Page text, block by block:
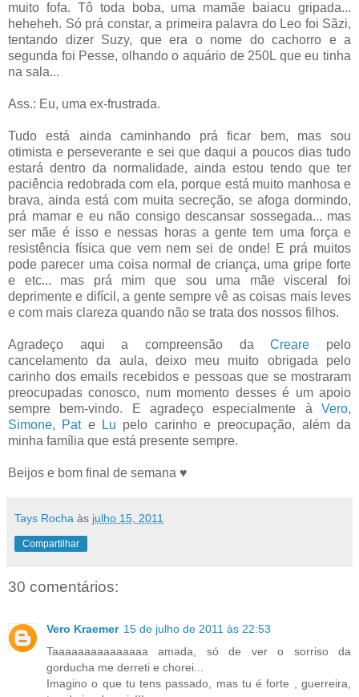
muito fofa. Tô toda boba, uma mamãe baiacu gripada...
heheheh. Só prá constar, a primeira palavra do Leo foi Sãzi,
tentando dizer Suzy, que era o nome do cachorro e a
segunda foi Pesse, olhando o aquário de 250L que eu tinha
na sala...
Ass.: Eu, uma ex-frustrada.
Tudo está ainda caminhando prá ficar bem, mas sou
otimista e perseverante e sei que daqui a poucos dias tudo
estará dentro da normalidade, ainda estou tendo que ter
paciência redobrada com ela, porque está muito manhosa e
brava, ainda está com muita secreção, se afoga dormindo,
prá mamar e eu não consigo descansar sossegada... mas
ser mãe é isso e nessas horas a gente tem uma força e
resistência física que vem nem sei de onde! E prá muitos
pode parecer uma coisa normal de criança, uma gripe forte
e etc... mas prá mim que sou uma mãe visceral foi
deprimente e difícil, a gente sempre vê as coisas mais leves
e com mais clareza quando não se trata dos nossos filhos.
Agradeço aqui a compreensão daCreare pelo
cancelamento da aula, deixo meu muito obrigada pelo
carinho dos emails recebidos e pessoas que se mostraram
preocupadas conosco, num momento desses é um apoio
sempre bem-vindo. E agradeço especialmente à Vero,
Simone, Pate Lu pelo carinho e preocupação, além da
minha família que está presente sempre.
Beijos e bom final de semana ♥
Tays Rocha às julho 15, 2011
Compartilhar
30 comentários:
Vero Kraemer 15 de julho de 2011 às 22:53
Taaaaaaaaaaaaaaa amada, só de ver o sorriso da
gorducha me derreti e chorei...
Imagino o que tu tens passado, mas tu é forte , guerreira,